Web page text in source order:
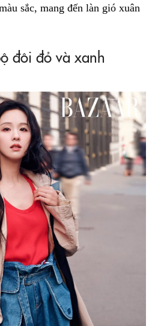
sắc, mang đến làn gió xuân
đôi đỏ và xanh